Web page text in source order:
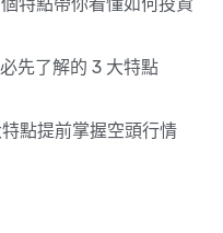
特點帶你看懂如何投資
先了解的 3 大特點
點提前掌握空頭行情